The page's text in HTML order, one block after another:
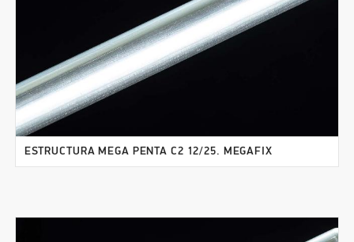
ESTRUCTURA MEGA PENTA C2 12/25. MEGAFIX